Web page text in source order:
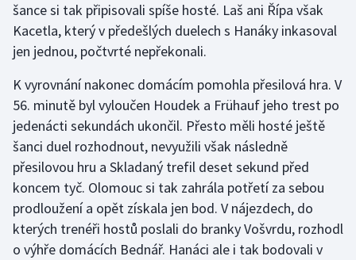
Plážový volejbal
Ragby
Rychlobruslení
Rychlostní kanoistika
Short track
Sportovní střelba
Stolní tenis
šance si tak připisovali spíše hosté. Laš ani Řípa však
Kacetla, který v předešlých duelech s Hanáky inkasoval
jen jednou, počtvrté nepřekonali.
K vyrovnání nakonec domácím pomohla přesilová hra. V
56. minutě byl vyloučen Houdek a Frühauf jeho trest po
jedenácti sekundách ukončil. Přesto měli hosté ještě
šanci duel rozhodnout, nevyužili však následně
přesilovou hru a Skladaný trefil deset sekund před
koncem tyč. Olomouc si tak zahrála potřetí za sebou
prodloužení a opět získala jen bod. V nájezdech, do
kterých trenéři hostů poslali do branky Vošvrdu, rozhodl
o výhře domácích Bednář. Hanáci ale i tak bodovali v